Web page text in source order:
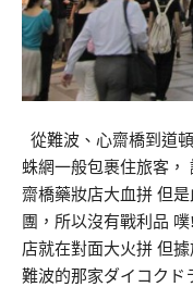
從難波、心齋橋到道
蛛網一般包裹住旅客，
齋橋藥妝店大血拼 但
團，所以沒有戰利品
店就在對面大火拼 但
難波的那家ダイコクド